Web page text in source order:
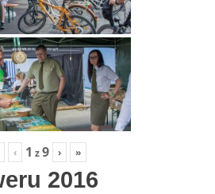
‹ 1 z9 › »
2016